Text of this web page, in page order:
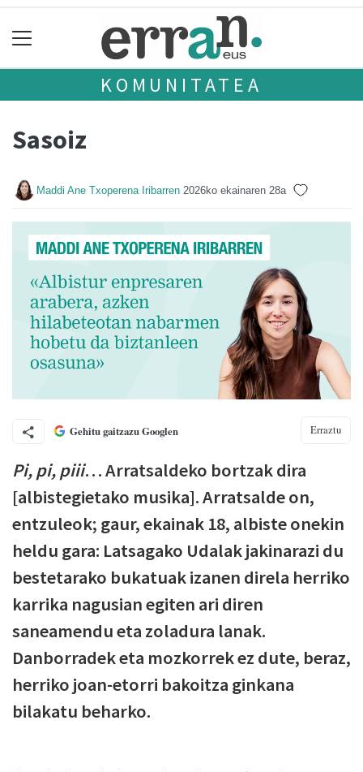
KOMUNITATEA
Sasoiz
Maddi Ane Txoperena Iribarren 2026ko ekainaren 28a
Gehitu gaitzazu Googlen Erraztu
Pi, pi, piii… Arratsaldeko bortzak dira
[albistegietako musika]. Arratsalde on,
entzuleok; gaur, ekainak 18, albiste onekin
heldu gara: Latsagako Udalak jakinarazi du
bestetarako bukatuak izanen direla herriko
karrika nagusian egiten ari diren
saneamendu eta zoladura lanak.
Danborradek eta mozkorrek ez dute, beraz,
herriko joan-etorri bakoitza ginkana
bilakatu beharko.